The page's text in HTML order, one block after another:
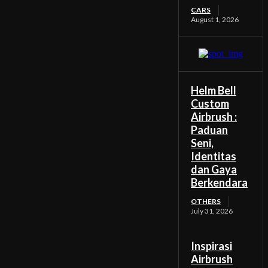
CARS
August 1, 2026
Helm Bell
Custom
Airbrush :
Paduan
Seni,
Identitas
dan Gaya
Berkendara
OTHERS
July 31, 2026
Inspirasi
Airbrush